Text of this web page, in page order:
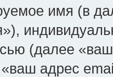
имя (в
(далее
адрес